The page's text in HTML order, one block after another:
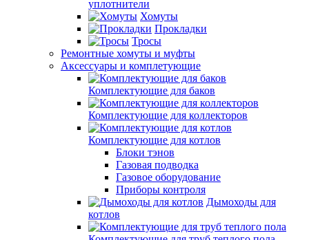
уплотнители
Хомуты
Прокладки
Тросы
Ремонтные хомуты и муфты
Аксессуары и комплетующие
Комплектующие для баков
Комплектующие для коллекторов
Комплектующие для котлов
Блоки тэнов
Газовая подводка
Газовое оборудование
Приборы контроля
Дымоходы для
котлов